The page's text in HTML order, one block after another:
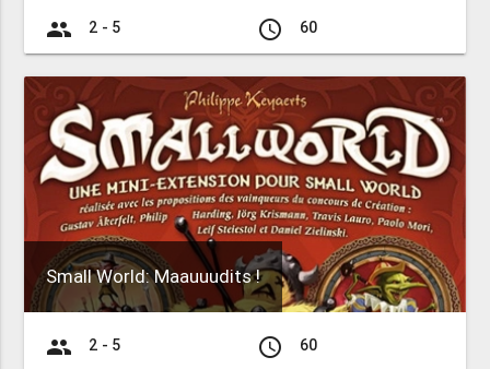
group 2 - 5 access_time 60
Small World: Maauuudits !
group 2 - 5 access_time 60